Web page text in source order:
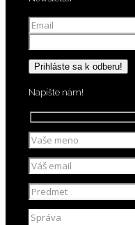
Napíšte nám!